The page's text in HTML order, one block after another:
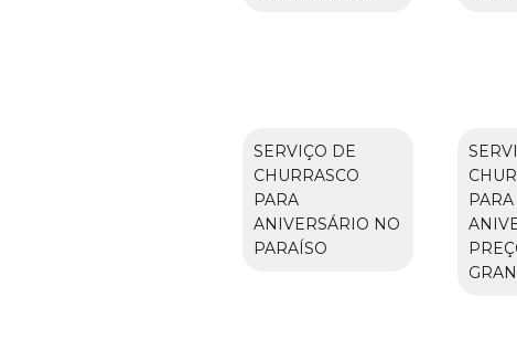
SERVIÇO DE
CHURRASCO
PARA
ANIVERSÁRIO NO
PARAÍSO
PARA